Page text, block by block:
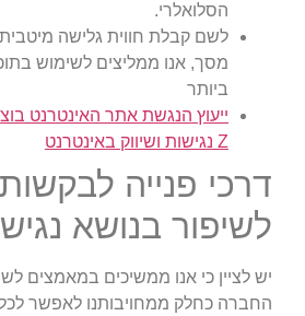
הסלואלרי.
לשם קבלת חווית גלישה
ביותר
Z נגישות ושיווק באינטרנט
דרכי פנייה
לשיפור בנושא
יש לציין כי אנו ממשיכים במאמצים
החברה כחלק ממחויבותנו לאפשר